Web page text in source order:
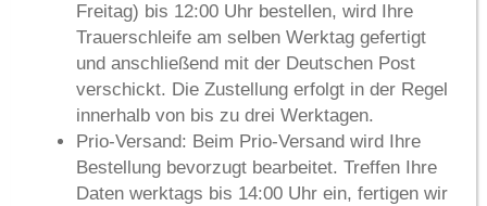
Freitag) bis 12:00 Uhr bestellen, wird Ihre
Trauerschleife am selben Werktag gefertigt
und anschließend mit der Deutschen Post
verschickt. Die Zustellung erfolgt in der Regel
innerhalb von bis zu drei Werktagen.
Prio-Versand: Beim Prio-Versand wird Ihre
Bestellung bevorzugt bearbeitet. Treffen Ihre
Daten werktags bis 14:00 Uhr ein, fertigen wir